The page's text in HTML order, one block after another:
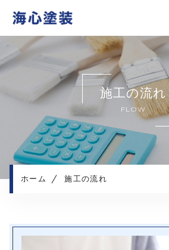
ホーム
当社について
キャンペーン
施工メニュー
施工実績
施工の流れ
施工の流れ
FLOW
ホーム 施工の流れ